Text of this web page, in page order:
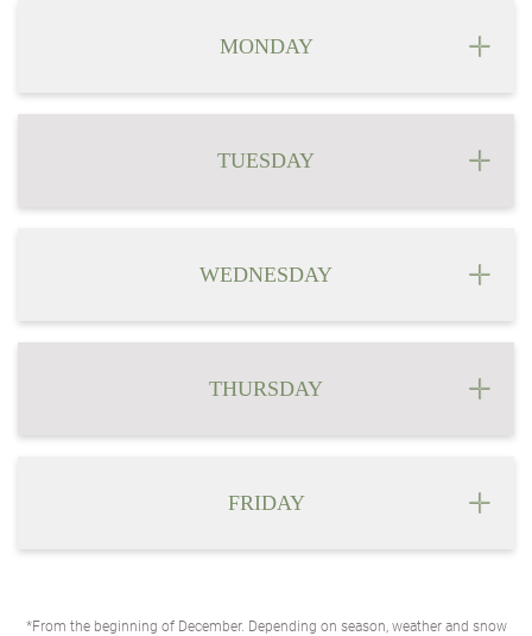
MONDAY
TUESDAY
WEDNESDAY
THURSDAY
FRIDAY
*From the beginning of December. Depending on season, weather and snow